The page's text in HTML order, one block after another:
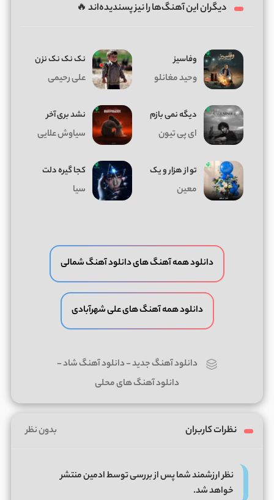
دیگران این آهنگ‌ها را نیز پسندیده‌اند 🔥
وفاسیز
وحید مغانلو
نک نک نک نزن
علی رحیمی
دیگه نمی بازم
ای پی تیون
نشد بری آخر
سیاوش علایی
تو از هزار و یک
معین
کجا گیره دلت
سیا
دانلود همه آهنگ های دانلود آهنگ شمالی
دانلود همه آهنگ های علی شهرآبادی
دانلود آهنگ جدید-دانلود آهنگ شاد-
دانلود آهنگ های محلی
نظرات کاربران بدون نظر
نظر ارزشمند شما پس از بررسی توسط ادمین منتشر
خواهد شد.